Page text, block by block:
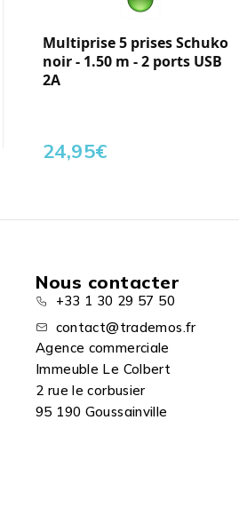
Multiprise 5 prises Schuko
noir - 1.50 m - 2 ports USB
2A
24,95€
Nous contacter
+33 1 30 29 57 50
contact@trademos.fr
Agence commerciale
Immeuble Le Colbert
2 rue le corbusier
95 190 Goussainville